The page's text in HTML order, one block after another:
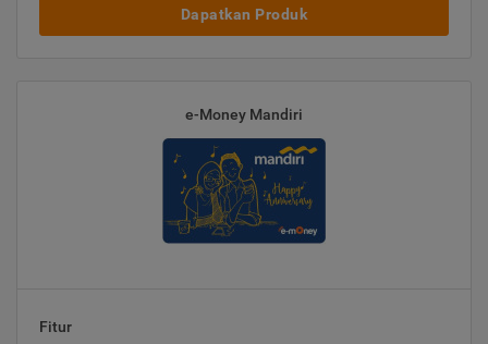
Dapatkan Produk
e-Money Mandiri
Fitur